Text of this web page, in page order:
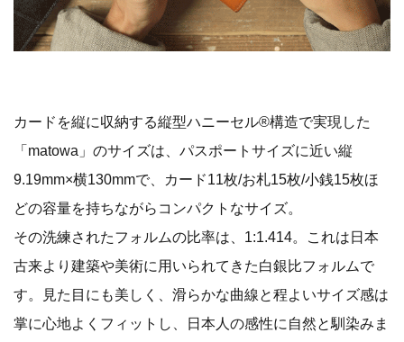
カードを縦に収納する縦型ハニーセル®︎構造で実現した
「matowa」のサイズは、パスポートサイズに近い縦
9.19mm×横130mmで、カード11枚/お札15枚/小銭15枚ほ
どの容量を持ちながらコンパクトなサイズ。
その洗練されたフォルムの比率は、1:1.414。これは日本
古来より建築や美術に用いられてきた白銀比フォルムで
す。見た目にも美しく、滑らかな曲線と程よいサイズ感は
掌に心地よくフィットし、日本人の感性に自然と馴染みま